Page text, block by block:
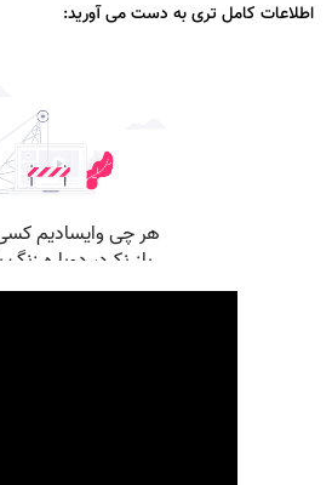
اطلاعات کامل تری به دست می آورید: